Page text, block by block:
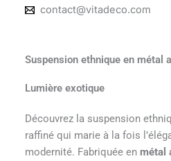
contact@vitadeco.com
Suspension ethnique en métal
Lumière exotique
Découvrez la suspension
raffiné qui marie à la fois
modernité. Fabriquée en métal